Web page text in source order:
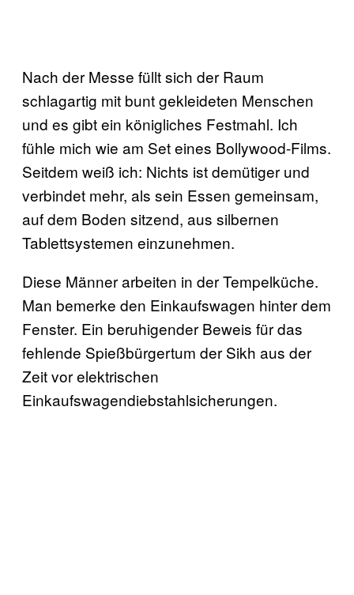
Nach der Messe füllt sich der Raum
schlagartig mit bunt gekleideten Menschen
und es gibt ein königliches Festmahl. Ich
fühle mich wie am Set eines Bollywood-Films.
Seitdem weiß ich: Nichts ist demütiger und
verbindet mehr, als sein Essen gemeinsam,
auf dem Boden sitzend, aus silbernen
Tablettsystemen einzunehmen.
Diese Männer arbeiten in der Tempelküche.
Man bemerke den Einkaufswagen hinter dem
Fenster. Ein beruhigender Beweis für das
fehlende Spießbürgertum der Sikh aus der
Zeit vor elektrischen
Einkaufswagendiebstahlsicherungen.